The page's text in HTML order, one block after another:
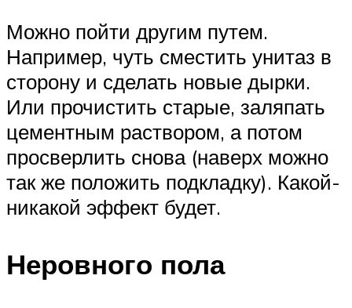
Можно пойти другим путем.
Например, чуть сместить унитаз в
сторону и сделать новые дырки.
Или прочистить старые, заляпать
цементным раствором, а потом
просверлить снова (наверх можно
так же положить подкладку). Какой-
никакой эффект будет.
Неровного пола